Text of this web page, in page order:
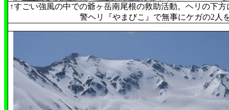
↑すごい強風の中での爺ヶ岳南尾根の救助活動。ヘリの下
警ヘリ『やまびこ』で無事にケガの2人